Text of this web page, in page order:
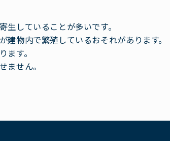
していることが多いです。
物内で繁殖しているおそれがあります。
す。
ません。